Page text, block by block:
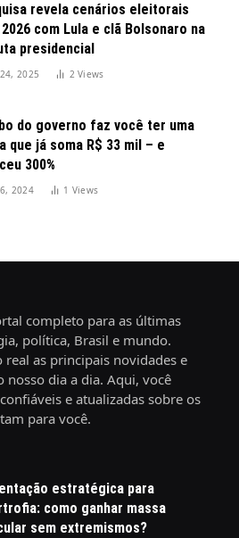
revela cenários eleitorais
com Lula e clã Bolsonaro na
presidencial
2025 2Views
do governo faz você ter uma
que já soma R$ 33 mil – e
300%
2024 1 Views
completo para as últimas
política, Brasil e mundo.
as principais novidades e
nosso dia a dia. Aqui, você
e atualizadas sobre os
para você.
estratégica para
como ganhar massa
sem extremismos?